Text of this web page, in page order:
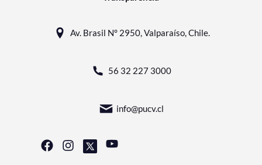
Av. Brasil N° 2950, Valparaíso, Chile.
56 32 227 3000
info@pucv.cl